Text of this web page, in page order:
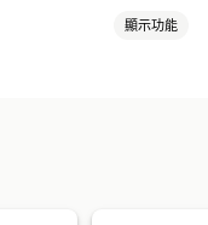
顯示功能